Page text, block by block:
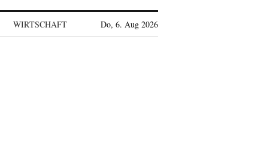
WIRTSCHAFT Do, 6. Aug 2026